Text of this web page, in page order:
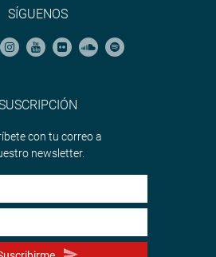
SÍGUENOS
con tu correo a
newsletter.